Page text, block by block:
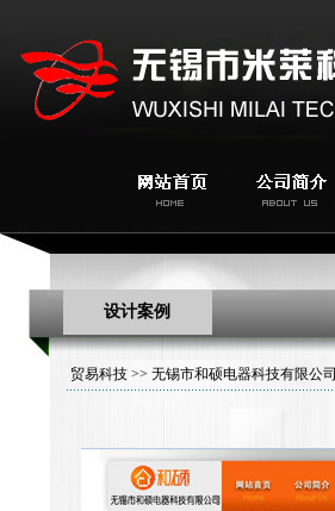
设计案例
贸易科技 >> 无锡市和硕电器科技有限公司